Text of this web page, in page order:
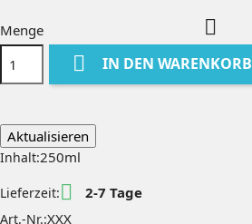

Menge
 IN DEN WARENKORB
Inhalt:250ml
Lieferzeit: 2-7 Tage
Art.-Nr.:XXX